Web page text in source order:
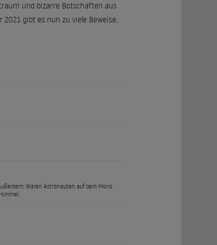
und bizarre Botschaften aus
gibt es nun zu viele Beweise,
Waren Astronauten auf dem Mond